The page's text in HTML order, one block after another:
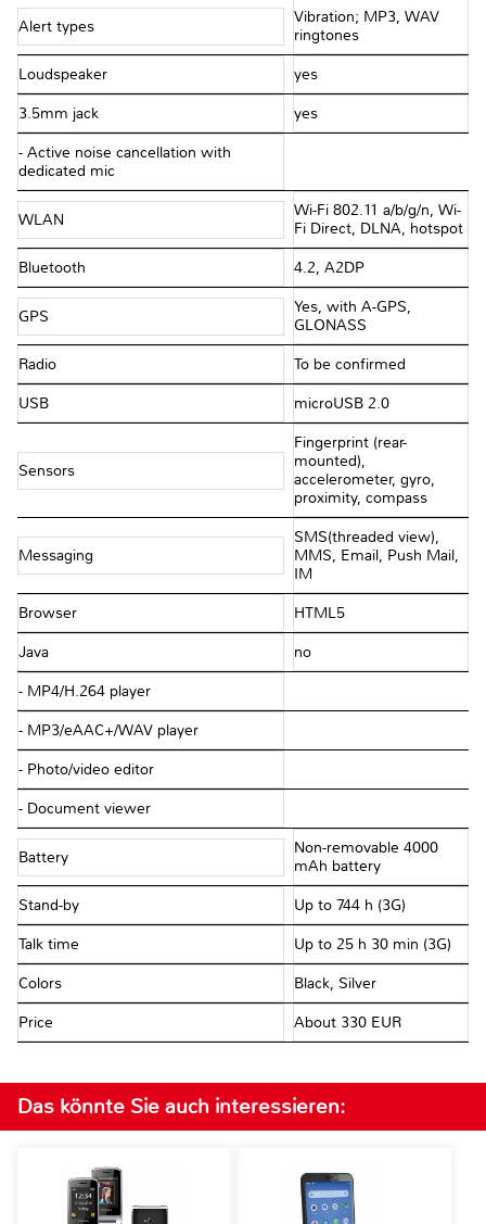
Alert types
Vibration; MP3, WAV
ringtones
Loudspeaker yes
3.5mm jack yes
- Active noise cancellation with
dedicated mic
WLAN
Wi-Fi 802.11 a/b/g/n, Wi-
Fi Direct, DLNA, hotspot
Bluetooth 4.2, A2DP
GPS
Yes, with A-GPS,
GLONASS
Radio To be confirmed
USB microUSB 2.0
Sensors
Fingerprint (rear-
mounted),
accelerometer, gyro,
proximity, compass
Messaging
SMS(threaded view),
MMS, Email, Push Mail,
IM
Browser HTML5
Java no
- MP4/H.264 player
- MP3/eAAC+/WAV player
- Photo/video editor
- Document viewer
Battery
Non-removable 4000
mAh battery
Stand-by Up to 744 h (3G)
Talk time Up to 25 h 30 min (3G)
Colors Black, Silver
Price About 330 EUR
Das könnte Sie auch interessieren: